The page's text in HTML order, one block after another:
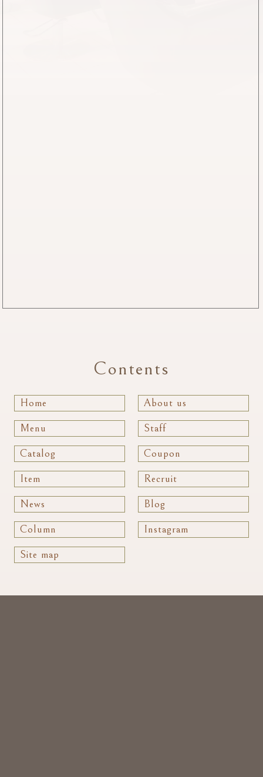
Contents
Home About us
Menu Staff
Catalog Coupon
Item Recruit
News Blog
Column Instagram
Site map